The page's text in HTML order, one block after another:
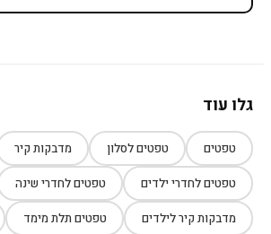
גלו עוד
טפטים טפטים לסלון מדבקות קיר
טפטים לחדרי ילדים טפטים לחדרי שינה
מדבקות קיר לילדים טפטים תלת מימד